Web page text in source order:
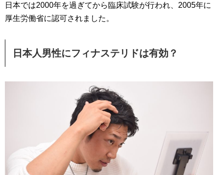
日本では2000年を過ぎてから臨床試験が行われ、2005年に
厚生労働省に認可されました。
日本人男性にフィナステリドは有効？